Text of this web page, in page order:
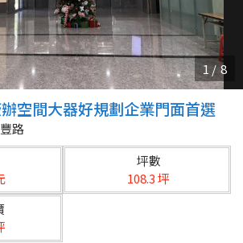
釋出
2026 台南降價好屋限量釋出
釋出
區域
空間大器好規劃企業門面首選
路
坪數
108.3 坪